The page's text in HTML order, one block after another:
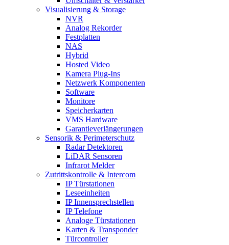
Visualisierung & Storage
NVR
Analog Rekorder
Festplatten
NAS
Hybrid
Hosted Video
Kamera Plug-Ins
Netzwerk Komponenten
Software
Monitore
Speicherkarten
VMS Hardware
Garantieverlängerungen
Sensorik & Perimeterschutz
Radar Detektoren
LiDAR Sensoren
Infrarot Melder
Zutrittskontrolle & Intercom
IP Türstationen
Leseeinheiten
IP Innensprechstellen
IP Telefone
Analoge Türstationen
Karten & Transponder
Türcontroller